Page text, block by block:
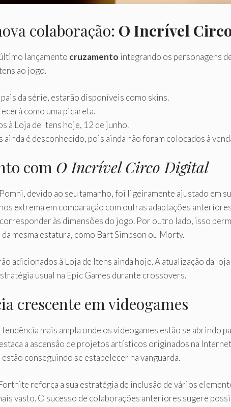
colaboração: O Incrível
lançamento cruzamento integrando os personagens
ao jogo.
da série, estarão disponíveis como skins.
como uma picareta.
à Loja de Itens hoje, 12 de junho.
é desconhecido, pois ainda não foram colocados à
com O Incrível Circo Digital
devido ao seu tamanho, foi ligeiramente ajustado em
extrema em comparação com outras adaptações
às dimensões do jogo. Por outro lado, isso
mesma estatura, como Bart Simpson ou Morty.
adicionados à Loja de Itens ainda hoje. A atualização da
usual na Epic Games durante crossovers.
crescente em videogames
mais ampla onde os videogames estão se abrindo
a ascensão de projetos artísticos originados na
conseguindo se estabelecer na vanguarda.
reforça a sua estratégia de inclusão de vários
vasto. O sucesso de colaborações anteriores sugere